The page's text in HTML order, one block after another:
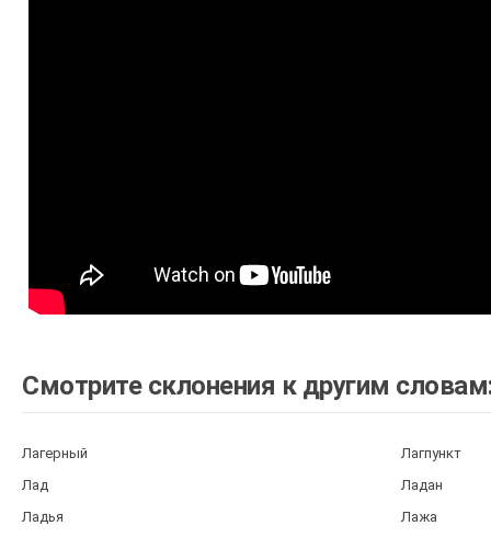
Смотрите склонения к другим
Лагерный
Лагпункт
Лад
Ладан
Ладья
Лажа